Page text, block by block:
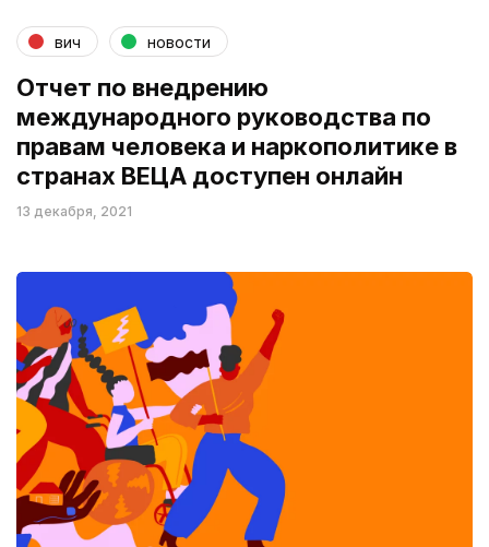
вич новости
Отчет по внедрению
международного руководства по
правам человека и наркополитике в
странах ВЕЦА доступен онлайн
13 декабря, 2021